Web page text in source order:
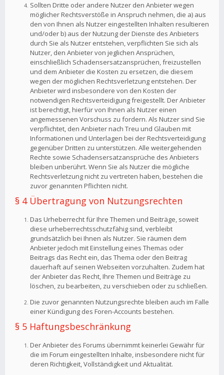
Sollten Dritte oder andere Nutzer den Anbieter wegen
möglicher Rechtsverstöße in Anspruch nehmen, die a) aus
den von Ihnen als Nutzer eingestellten Inhalten resultieren
und/oder b) aus der Nutzung der Dienste des Anbieters
durch Sie als Nutzer entstehen, verpflichten Sie sich als
Nutzer, den Anbieter von jeglichen Ansprüchen,
einschließlich Schadensersatzansprüchen, freizustellen
und dem Anbieter die Kosten zu ersetzen, die diesem
wegen der möglichen Rechtsverletzung entstehen. Der
Anbieter wird insbesondere von den Kosten der
notwendigen Rechtsverteidigung freigestellt. Der Anbieter
ist berechtigt, hierfür von Ihnen als Nutzer einen
angemessenen Vorschuss zu fordern. Als Nutzer sind Sie
verpflichtet, den Anbieter nach Treu und Glauben mit
Informationen und Unterlagen bei der Rechtsverteidigung
gegenüber Dritten zu unterstützen. Alle weitergehenden
Rechte sowie Schadensersatzansprüche des Anbieters
bleiben unberührt. Wenn Sie als Nutzer die mögliche
Rechtsverletzung nicht zu vertreten haben, bestehen die
zuvor genannten Pflichten nicht.
§ 4 Übertragung von Nutzungsrechten
Das Urheberrecht für Ihre Themen und Beiträge, soweit
diese urheberrechtsschutzfähig sind, verbleibt
grundsätzlich bei Ihnen als Nutzer. Sie räumen dem
Anbieter jedoch mit Einstellung eines Themas oder
Beitrags das Recht ein, das Thema oder den Beitrag
dauerhaft auf seinen Webseiten vorzuhalten. Zudem hat
der Anbieter das Recht, Ihre Themen und Beiträge zu
löschen, zu bearbeiten, zu verschieben oder zu schließen.
Die zuvor genannten Nutzungsrechte bleiben auch im Falle
einer Kündigung des Foren-Accounts bestehen.
§ 5 Haftungsbeschränkung
Der Anbieter des Forums übernimmt keinerlei Gewähr für
die im Forum eingestellten Inhalte, insbesondere nicht für
deren Richtigkeit, Vollständigkeit und Aktualität.